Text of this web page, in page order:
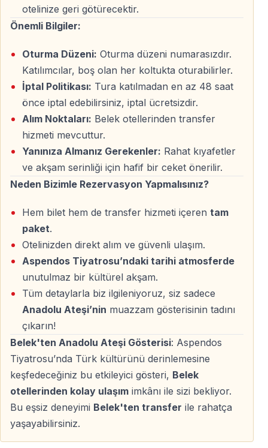
Kültürel Çeşitlilik
Gösteri boyunca Anadolu’nun farklı bölgelerinden
esinlenen danslar, medeniyetlerin ve kültürlerin
birleşimini gözler önüne serer.
Belek’ten Aspendos’a Kolay Ulaşım
Anadolu Ateşi gösterisi içinBelek otellerinden transfer
hizmeti sunulmaktadır.
Tur paketine şunlar dahildir:
Belek’teki otellerden gidiş–dönüş transfer
Aspendos Antik Tiyatrosu giriş bileti
Konforlu ve klimalı araçlarla ulaşım
Zahmetsiz ve planlı organizasyon
Gösteri alanındakredi kartı ile ödeme imkânıda
bulunmaktadır.
Kimler İçin Uygun?
Belek’te tatil yapan veakşam için özel bir etkinlik
arayanlar
Türk kültürünü yakından tanımak isteyenler
Aileler, çiftler ve yetişkin gezginler
Deniz ve plaj tatilinekültürel bir deneyim eklemek
otelinize geri götürecektir.
Önemli Bilgiler:
Oturma Düzeni: Oturma düzeni numarasızdır.
Katılımcılar, boş olan her koltukta oturabilirler.
İptal Politikası: Tura katılmadan en az 48 saat
önce iptal edebilirsiniz, iptal ücretsizdir.
Alım Noktaları: Belek otellerinden transfer
hizmeti mevcuttur.
Yanınıza Almanız Gerekenler: Rahat kıyafetler
ve akşam serinliği için hafif bir ceket önerilir.
Neden Bizimle Rezervasyon Yapmalısınız?
Hem bilet hem de transfer hizmeti içeren tam
paket.
Otelinizden direkt alım ve güvenli ulaşım.
Aspendos Tiyatrosu’ndaki tarihi atmosferde
unutulmaz bir kültürel akşam.
Tüm detaylarla biz ilgileniyoruz, siz sadece
Anadolu Ateşi’nin muazzam gösterisinin tadını
çıkarın!
Belek'ten Anadolu Ateşi Gösterisi: Aspendos
Tiyatrosu’nda Türk kültürünü derinlemesine
keşfedeceğiniz bu etkileyici gösteri, Belek
otellerinden kolay ulaşım imkânı ile sizi bekliyor.
Bu eşsiz deneyimi Belek'ten transfer ile rahatça
yaşayabilirsiniz.